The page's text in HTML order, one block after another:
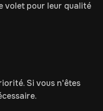
volet pour leur qualité
Si vous n'êtes